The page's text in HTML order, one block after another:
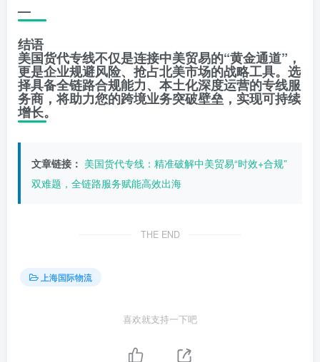
—
结语
美国货代专线不仅是连接中美贸易的“黄金通道”，
更是企业规避风险、抢占北美市场的战略工具。选
择具备全链路合规能力、本土化深度运营的专线服
务商，将助力您的跨境业务突破壁垒，实现可持续
增长。
文章链接： 美国货代专线：精准破解中美贸易“时效+合规”
双难题，全链路服务赋能高效出海
THE END
上海国际物流
喜欢就支持一下吧